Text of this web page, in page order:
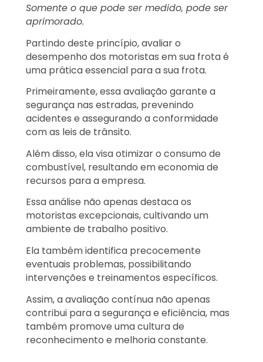
Somente o que pode ser medido, pode ser
aprimorado.
Partindo deste princípio, avaliar o
desempenho dos motoristas em sua frota é
uma prática essencial para a sua frota.
Primeiramente, essa avaliação garante a
segurança nas estradas, prevenindo
acidentes e assegurando a conformidade
com as leis de trânsito.
Além disso, ela visa otimizar o consumo de
combustível, resultando em economia de
recursos para a empresa.
Essa análise não apenas destaca os
motoristas excepcionais, cultivando um
ambiente de trabalho positivo.
Ela também identifica precocemente
eventuais problemas, possibilitando
intervenções e treinamentos específicos.
Assim, a avaliação contínua não apenas
contribui para a segurança e eficiência, mas
também promove uma cultura de
reconhecimento e melhoria constante.